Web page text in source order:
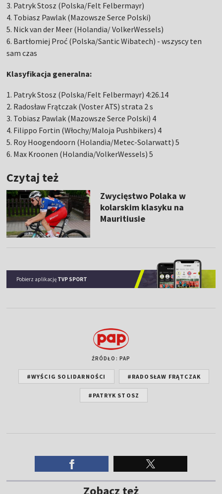
3. Patryk Stosz (Polska/Felt Felbermayr)
4. Tobiasz Pawlak (Mazowsze Serce Polski)
5. Nick van der Meer (Holandia/ VolkerWessels)
6. Bartłomiej Proć (Polska/Santic Wibatech) - wszyscy ten
sam czas
Klasyfikacja generalna:
1. Patryk Stosz (Polska/Felt Felbermayr) 4:26.14
2. Radosław Frątczak (Voster ATS) strata 2 s
3. Tobiasz Pawlak (Mazowsze Serce Polski) 4
4. Filippo Fortin (Włochy/Maloja Pushbikers) 4
5. Roy Hoogendoorn (Holandia/Metec-Solarwatt) 5
6. Max Kroonen (Holandia/VolkerWessels) 5
Czytaj też
Zwycięstwo Polaka w
kolarskim klasyku na
Mauritiusie
Pobierz aplikację TVP SPORT
ŹRÓDŁO: PAP
#WYŚCIG SOLIDARNOŚCI #RADOSŁAW FRĄTCZAK
#PATRYK STOSZ
Zobacz też